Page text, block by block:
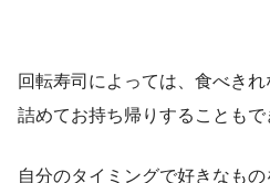
回転寿司によっては、食べき
詰めてお持ち帰りすることもで
自分のタイミングで好きなも